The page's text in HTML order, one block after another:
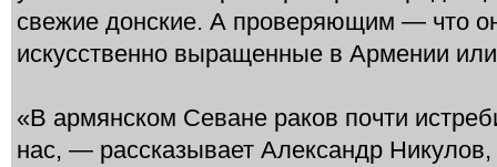
свежие донские. А проверяющим — что
искусственно выращенные в Армении
«В армянском Севане раков почти
нас, — рассказывает Александр